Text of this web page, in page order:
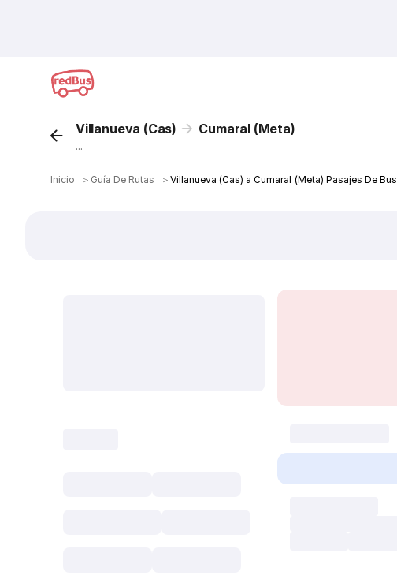
Villanueva (Cas) Cumaral (Meta)
...
Inicio ＞ Guía De Rutas ＞Villanueva (Cas) a Cumaral (Meta) Pasajes De Bus